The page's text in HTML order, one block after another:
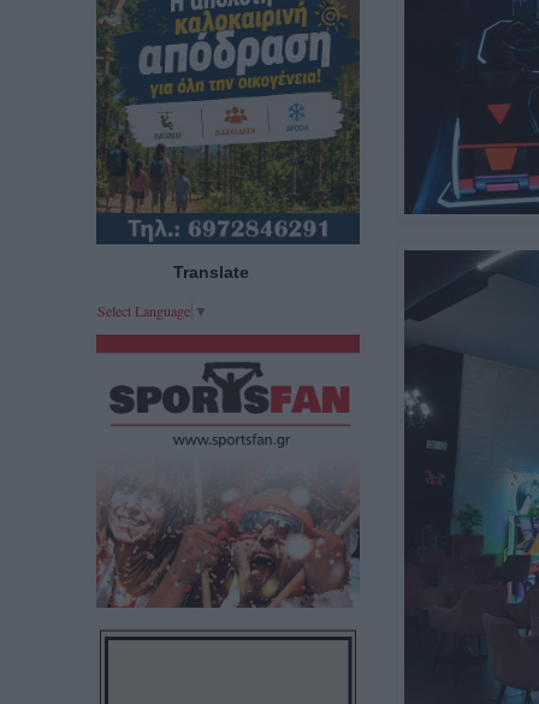
Translate
Select Language ▼